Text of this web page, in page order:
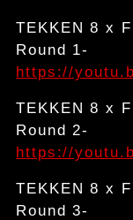
TEKKEN 8 x
Round 1-
https://
TEKKEN 8 x
Round 2-
https://
TEKKEN 8 x
Round 3-